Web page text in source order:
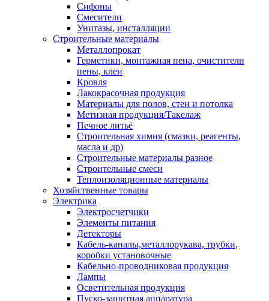
Сифоны
Смесители
Унитазы, инсталляции
Строительные материалы
Металлопрокат
Герметики, монтажная пена, очистители
пены, клеи
Кровля
Лакокрасочная продукция
Материалы для полов, стен и потолка
Метизная продукция/Такелаж
Печное литьё
Строительная химия (смазки, реагенты,
масла и др)
Строительные материалы разное
Строительные смеси
Теплоизоляционные материалы
Хозяйственные товары
Электрика
Электросчетчики
Элементы питания
Детекторы
Кабель-каналы,металлорукава, трубки,
коробки установочные
Кабельно-проводниковая продукция
Лампы
Осветительная продукция
Пуско-защитная аппаратура